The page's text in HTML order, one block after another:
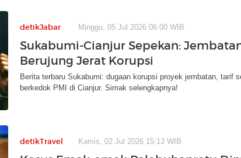
detikJabar Minggu, 05 Jul 2026 06:00 WIB
Sukabumi-Cianjur Sepekan:
Berujung Jerat Korupsi
Berita terbaru Sukabumi: dugaan korupsi proyek jembatan, tarif
berkedok PMI di Cianjur. Simak selengkapnya!
detikTravel Kamis, 02 Jul 2026 15:13 WIB